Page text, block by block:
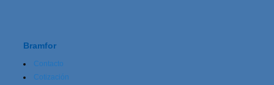
Bramfor
Contacto
Cotización